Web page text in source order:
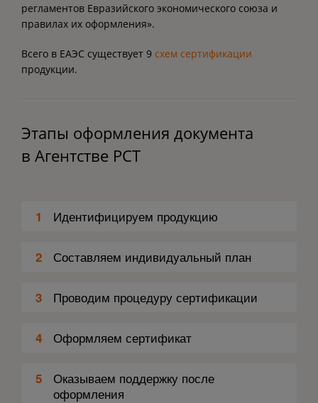
регламентов Евразийского экономического союза и
правилах их оформления».
Всего в ЕАЭС существует 9 схем сертификации
продукции.
Этапы оформления документа
в Агентстве РСТ
1 Идентифицируем продукцию
2 Составляем индивидуальный план
3 Проводим процедуру сертификации
4 Оформляем сертификат
5
Оказываем поддержку после
оформления